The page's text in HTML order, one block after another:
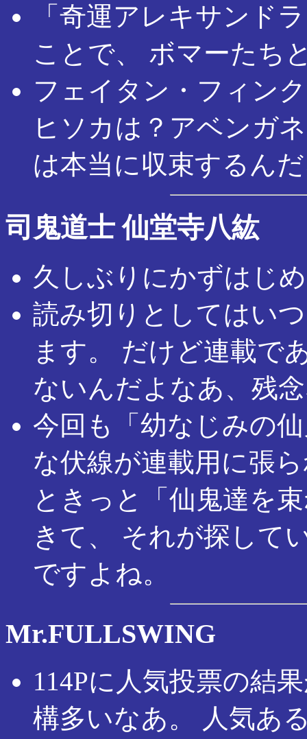
「奇運アレキサンド
ことで、 ボマーたち
フェイタン・フィン
ヒソカは？アベンガ
は本当に収束するん
司鬼道士 仙堂寺八紘
久しぶりにかずはじ
読み切りとしてはい
ます。 だけど連載で
ないんだよなあ、残
今回も「幼なじみの
な伏線が連載用に張
ときっと「仙鬼達を
きて、 それが探して
ですよね。
Mr.FULLSWING
114Pに人気投票の結
構多いなあ。 人気あ